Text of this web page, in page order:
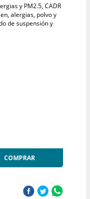
y PM2.5, CADR
alergias, polvo y
de suspensión y
COMPRAR